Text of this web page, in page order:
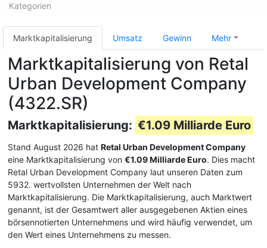
Kategorien
Marktkapitalisierung Umsatz Gewinn Mehr
Marktkapitalisierung von Retal
Urban Development Company
(4322.SR)
Marktkapitalisierung: €1.09 Milliarde Euro
Stand August 2026 hat Retal Urban Development Company
eine Marktkapitalisierung von €1.09 Milliarde Euro. Dies macht
Retal Urban Development Company laut unseren Daten zum
5932. wertvollsten Unternehmen der Welt nach
Marktkapitalisierung. Die Marktkapitalisierung, auch Marktwert
genannt, ist der Gesamtwert aller ausgegebenen Aktien eines
börsennotierten Unternehmens und wird häufig verwendet, um
den Wert eines Unternehmens zu messen.